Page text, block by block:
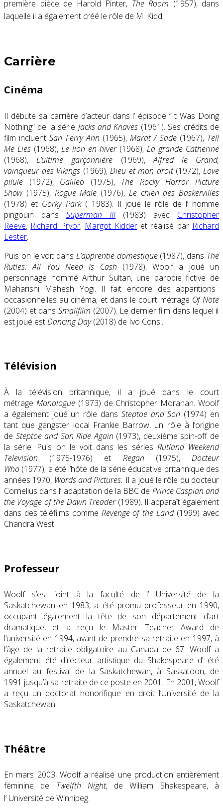
première pièce de Harold Pinter, The Room (1957), dans
laquelle il a également créé le rôle de M. Kidd.
Carrière
Cinéma
Il débute sa carrière d’acteur dans l’ épisode “It Was Doing
Nothing” de la série Jacks and Knaves (1961). Ses crédits de
film incluentSan Ferry Ann (1965),Marat / Sade(1967), Tell
Me Lies (1968), Le lion en hiver(1968), La grande Catherine
(1968),L’ultime garçonnière (1969),Alfred le Grand,
vainqueur des Vikings (1969),Dieu et mon droit(1972),Love
pilule (1972), Galileo (1975), The Rocky Horror Picture
Show(1975), Rogue Male (1976), Le chien des Baskervilles
(1978) et Gorky Park( 1983). Il joue le rôle de l’ homme
pingouin dans Superman III (1983) avec Christopher
Reeve, Richard Pryor, Margot Kidderet réalisé par Richard
Lester.
Puis on le voit dans L’apprentie domestique(1987), dans The
Rutles: All You Need Is Cash (1978), Woolf a joué un
personnage nommé Arthur Sultan, une parodie fictive de
Maharishi Mahesh Yogi. Il fait encore des apparitions
occasionnelles au cinéma, et dans le court métrage Of Note
(2004) et dans Smallfilm (2007). Le dernier film dans lequel il
est joué estDancing Day(2018) de Ivo Consi.
Télévision
À la télévision britannique, il a joué dans le court
métrage Monologue(1973) de Christopher Morahan. Woolf
a également joué un rôle dans Steptoe and Son (1974) en
tant que gangster local Frankie Barrow, un rôle à l’origine
de Steptoe and Son Ride Again (1973), deuxième spin-off de
la série. Puis on le voit dans les séries Rutland Weekend
Television (1975-1976) et Regan (1975),
Docteur
Who (1977); a été l’hôte de la série éducative britannique des
années 1970, Words and Pictures. Il a joué le rôle du docteur
Cornelius dans l’ adaptation de la BBC de Prince Caspian and
the Voyage of the Dawn Treader(1989). Il apparaît également
dans des téléfilms comme Revenge of the Land(1999) avec
Chandra West.
Professeur
Woolf s’est joint à la faculté de l’ Université de la
Saskatchewan en 1983, a été promu professeur en 1990,
occupant également la tête de son département d’art
dramatique, et a reçu le Master Teacher Award de
l’université en 1994, avant de prendre sa retraite en 1997, à
l’âge de la retraite obligatoire au Canada de 67. Woolf a
également été directeur artistique du Shakespeare d’ été
annuel au festival de la Saskatchewan, à Saskatoon, de
1991 jusqu’à sa retraite de ce poste en 2001. En 2001, Woolf
a reçu un doctorat honorifique en droit l’Université de la
Saskatchewan.
Théâtre
En mars 2003, Woolf a réalisé une production entièrement
féminine de Twelfth Night, deWilliam Shakespeare, à
l’ Université de Winnipeg.